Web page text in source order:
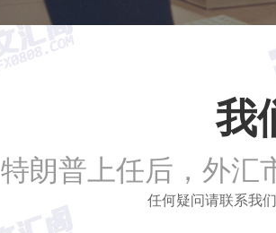
我
特朗普上任后，外汇
任何疑问请联系我